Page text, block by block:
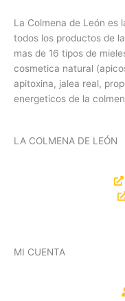
La Colmena de León es
todos los productos de
mas de 16 tipos de
cosmetica natural
apitoxina, jalea real,
energeticos de la
LA COLMENA DE LEÓN
MI CUENTA